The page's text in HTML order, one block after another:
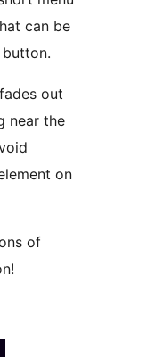
can be
out
near the
on
of